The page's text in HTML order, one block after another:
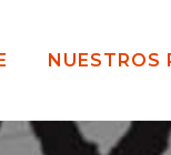
NUESTROS